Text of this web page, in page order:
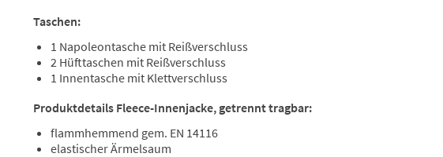
Taschen:
1 Napoleontasche mit Reißverschluss
2 Hüfttaschen mit Reißverschluss
1 Innentasche mit Klettverschluss
Produktdetails Fleece-Innenjacke, getrennt tragbar:
flammhemmend gem. EN 14116
elastischer Ärmelsaum